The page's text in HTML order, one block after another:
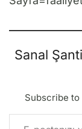
Sanal
Subscribe
E-postanızı yazın…